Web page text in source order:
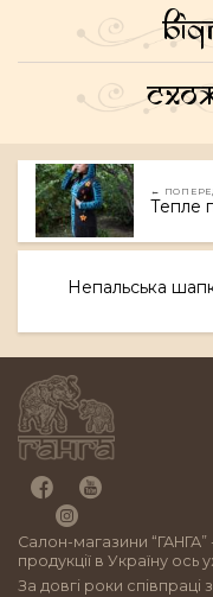
←
Тепле
Непальська
Салон-магазини “ГАНГА”
продукції в Україну ось
За довгі роки співпраці